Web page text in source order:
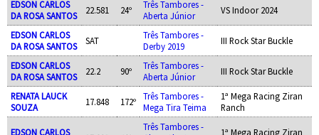
EDSON CARLOS
DA ROSA SANTOS
22.581 24º
Três Tambores -
Aberta Júnior
VS Indoor 2024
EDSON CARLOS
DA ROSA SANTOS
SAT
Três Tambores -
Derby 2019
III Rock Star Buckle
EDSON CARLOS
DA ROSA SANTOS
22.2 90º
Três Tambores -
Aberta Júnior
III Rock Star Buckle
RENATA LAUCK
SOUZA
17.848 172º
Três Tambores -
Mega Tira Teima
1ª Mega Racing Ziran
Ranch
EDSON CARLOS
Três Tambores -
1ª Mega Racing Ziran